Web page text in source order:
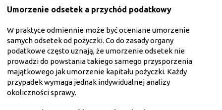
Umorzenie odsetek a przychód podatkowy
W praktyce odmiennie może być oceniane umorzenie
samych odsetek od pożyczki. Co do zasady organy
podatkowe często uznają, że umorzenie odsetek nie
prowadzi do powstania takiego samego przysporzenia
majątkowego jak umorzenie kapitału pożyczki. Każdy
przypadek wymaga jednak indywidualnej analizy
okoliczności sprawy.